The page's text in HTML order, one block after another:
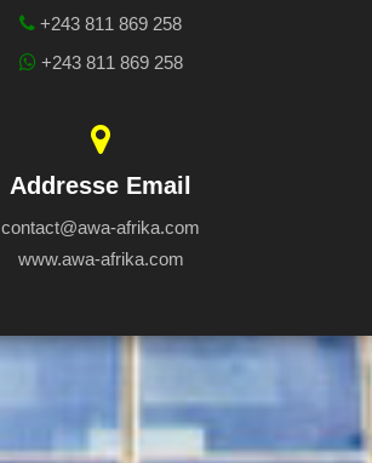
+243 811 869 258
+243 811 869 258
Addresse Email
contact@awa-afrika.com
www.awa-afrika.com